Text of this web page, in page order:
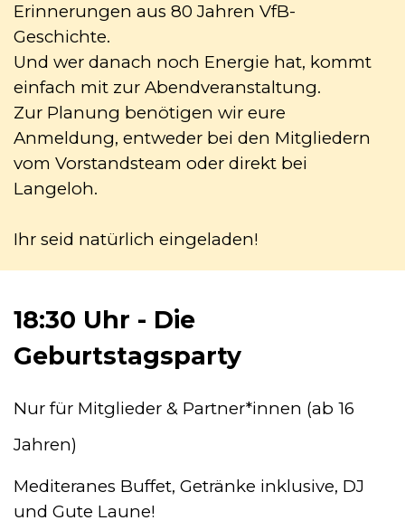
Erinnerungen aus 80 Jahren VfB-
Geschichte.
Und wer danach noch Energie hat, kommt
einfach mit zur Abendveranstaltung.
Zur Planung benötigen wir eure
Anmeldung, entweder bei den Mitgliedern
vom Vorstandsteam oder direkt bei
Langeloh.
Ihr seid natürlich eingeladen!
18:30 Uhr - Die
Geburtstagsparty
Nur für Mitglieder & Partner*innen (ab 16
Jahren)
Mediteranes Buffet, Getränke inklusive, DJ
und Gute Laune!